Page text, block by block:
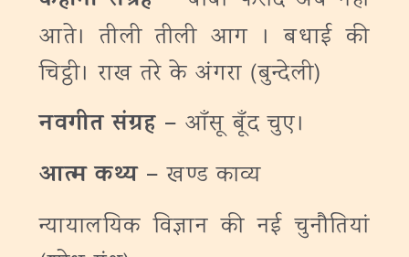
आते। तीली तीली आग । बधाई की
चिट्ठी। राख तरे के अंगरा (बुन्देली)
नवगीत संग्रह – आँसू बूँद चुए।
आत्म कथ्य – खण्ड काव्य
न्यायालयिक विज्ञान की नई चुनौतियां